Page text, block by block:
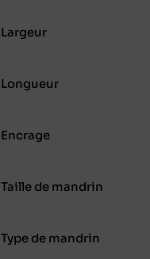
Largeur
Longueur
Encrage
Taille de mandrin
Type de mandrin